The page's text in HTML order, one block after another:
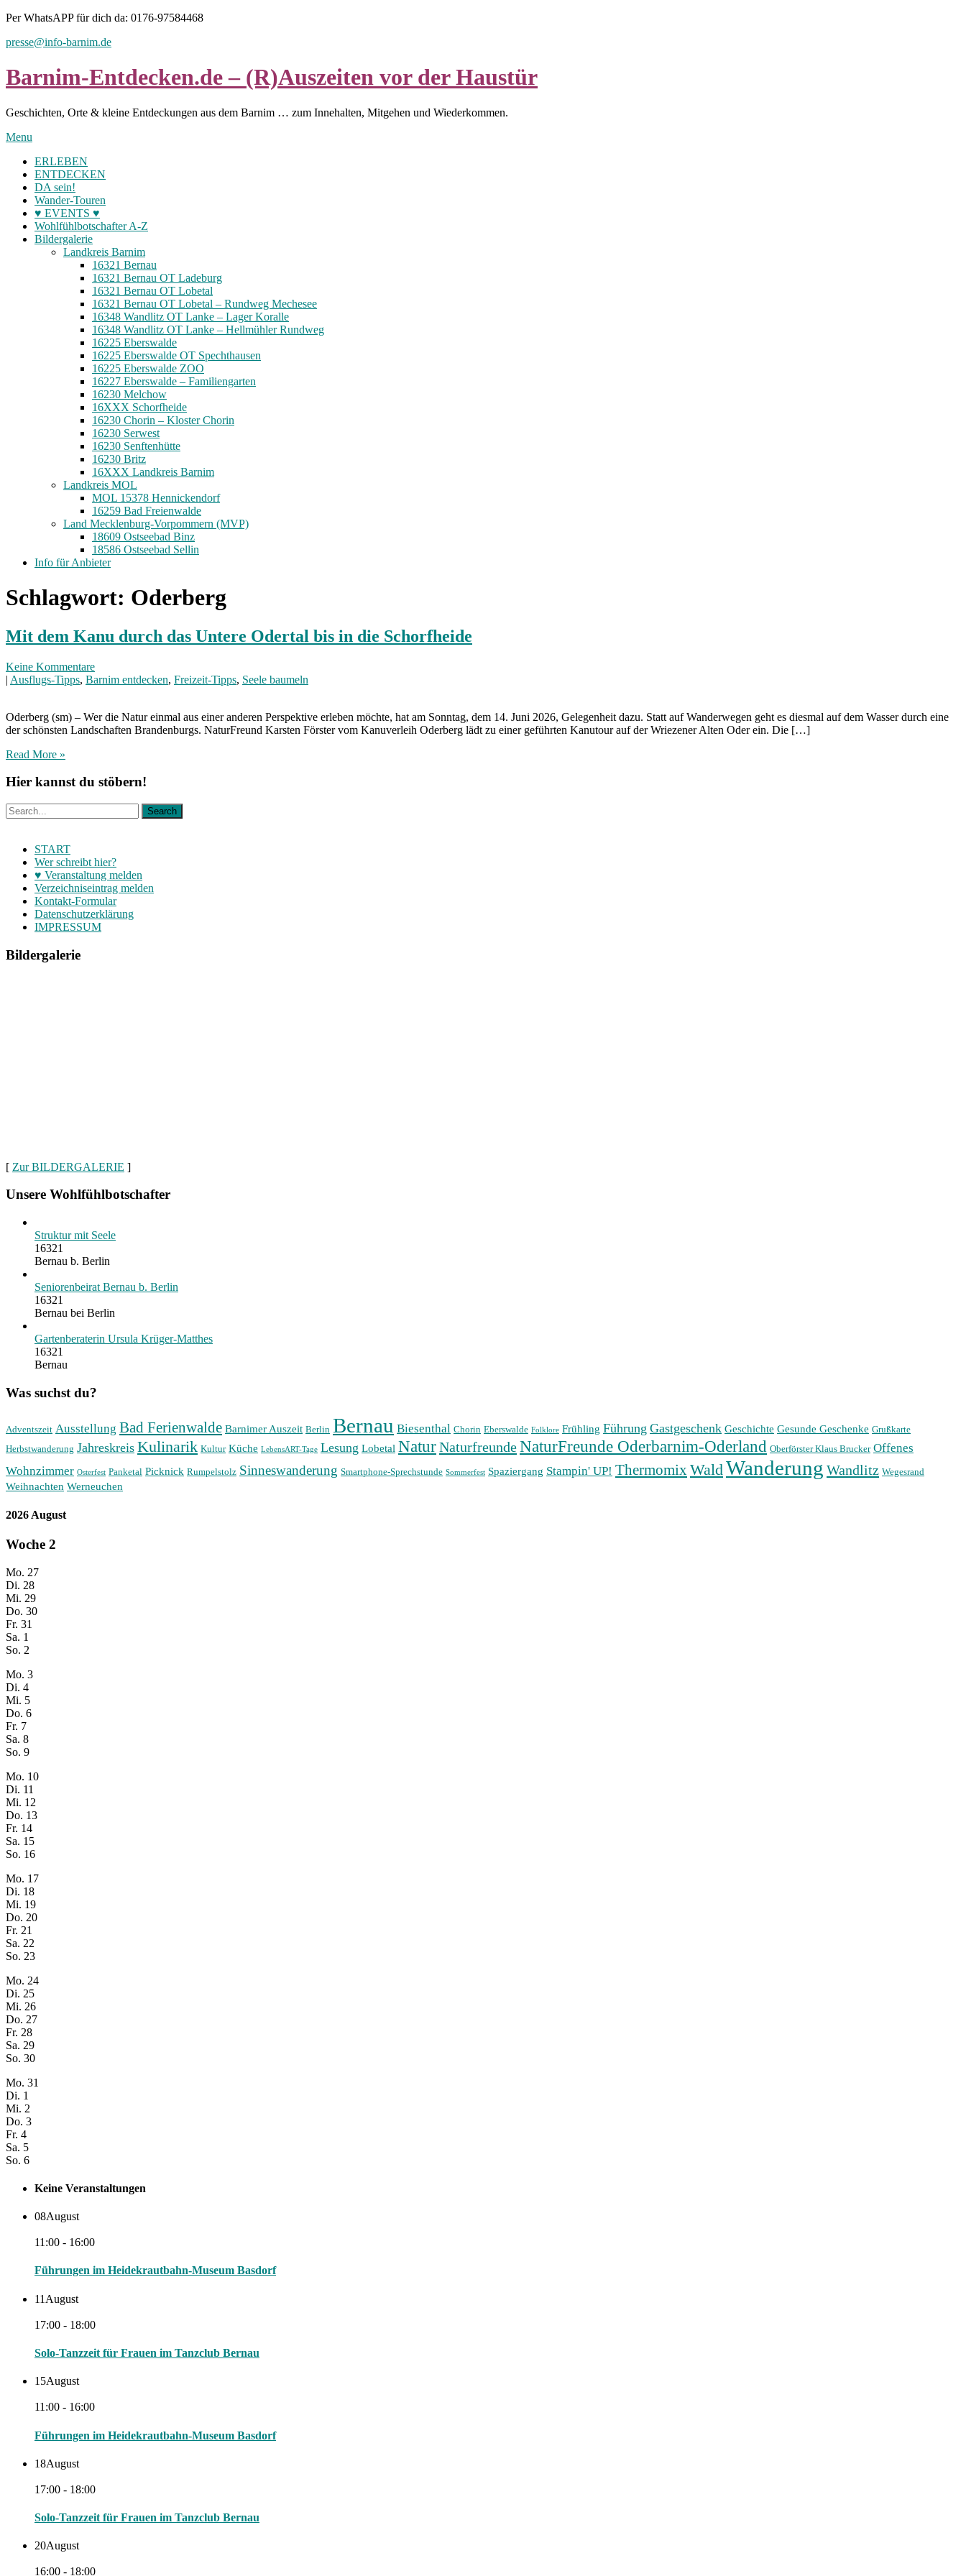
Skip
content
Per WhatsAPP für dich da: 0176-97584468
presse@info-barnim.de
Barnim-Entdecken.de – (R)Auszeiten vor der Haustür
Geschichten, Orte & kleine Entdeckungen aus dem Barnim … zum Innehalten, Mitgehen und Wiederkommen.
Menu
ERLEBEN
ENTDECKEN
DA sein!
Wander-Touren
♥ EVENTS ♥
Wohlfühlbotschafter A-Z
Bildergalerie
Landkreis Barnim
16321 Bernau
16321 Bernau OT Ladeburg
16321 Bernau OT Lobetal
16321 Bernau OT Lobetal – Rundweg Mechesee
16348 Wandlitz OT Lanke – Lager Koralle
16348 Wandlitz OT Lanke – Hellmühler Rundweg
16225 Eberswalde
16225 Eberswalde OT Spechthausen
16225 Eberswalde ZOO
16227 Eberswalde – Familiengarten
16230 Melchow
16XXX Schorfheide
16230 Chorin – Kloster Chorin
16230 Serwest
16230 Senftenhütte
16230 Britz
16XXX Landkreis Barnim
Landkreis MOL
MOL 15378 Hennickendorf
16259 Bad Freienwalde
Land Mecklenburg-Vorpommern (MVP)
18609 Ostseebad Binz
18586 Ostseebad Sellin
Info für Anbieter
Schlagwort: Oderberg
Mit dem Kanu durch das Untere Odertal bis in die Schorfheide
Keine Kommentare
| Ausflugs-Tipps, Barnim entdecken, Freizeit-Tipps, Seele baumeln
Oderberg (sm) – Wer die Natur einmal aus einer anderen Perspektive erleben möchte, hat am Sonntag, dem 14. Juni 2026, Gelegenheit dazu. Statt auf Wanderwegen geht es diesmal auf dem Wasser durch eine
der schönsten Landschaften Brandenburgs. NaturFreund Karsten Förster vom Kanuverleih Oderberg lädt zu einer geführten Kanutour auf der Wriezener Alten Oder ein. Die […]
Read More »
Hier kannst du stöbern!
START
Wer schreibt hier?
♥ Veranstaltung melden
Verzeichniseintrag melden
Kontakt-Formular
Datenschutzerklärung
IMPRESSUM
Bildergalerie
[ Zur BILDERGALERIE ]
Unsere Wohlfühlbotschafter
Struktur mit Seele
16321
Bernau b. Berlin
Seniorenbeirat Bernau b. Berlin
16321
Bernau bei Berlin
Gartenberaterin Ursula Krüger-Matthes
16321
Bernau
Was suchst du?
Adventszeit Ausstellung Bad Ferienwalde Barnimer Auszeit Berlin Bernau Biesenthal Chorin Eberswalde Folklore Frühling Führung Gastgeschenk Geschichte Gesunde Geschenke Grußkarte
Herbstwanderung Jahreskreis Kulinarik Kultur Küche LebensART-Tage Lesung Lobetal NaturNaturfreundeNaturFreunde Oderbarnim-Oderland Oberförster Klaus Brucker Offenes
Wohnzimmer Osterfest Panketal Picknick Rumpelstolz Sinneswanderung Smartphone-Sprechstunde Sommerfest Spaziergang Stampin' UP! ThermomixWaldWanderung Wandlitz Wegesrand
Weihnachten Werneuchen
2026 August
Woche 2
Mo. 27
Di. 28
Mi. 29
Do. 30
Fr. 31
Sa. 1
So. 2
Mo. 3
Di. 4
Mi. 5
Do. 6
Fr. 7
Sa. 8
So. 9
Mo. 10
Di. 11
Mi. 12
Do. 13
Fr. 14
Sa. 15
So. 16
Mo. 17
Di. 18
Mi. 19
Do. 20
Fr. 21
Sa. 22
So. 23
Mo. 24
Di. 25
Mi. 26
Do. 27
Fr. 28
Sa. 29
So. 30
Mo. 31
Di. 1
Mi. 2
Do. 3
Fr. 4
Sa. 5
So. 6
Keine Veranstaltungen
08August
11:00 - 16:00
Führungen im Heidekrautbahn-Museum Basdorf
11 August
17:00 - 18:00
Solo-Tanzzeit für Frauen im Tanzclub Bernau
15August
11:00 - 16:00
Führungen im Heidekrautbahn-Museum Basdorf
18August
17:00 - 18:00
Solo-Tanzzeit für Frauen im Tanzclub Bernau
20August
16:00 - 18:00